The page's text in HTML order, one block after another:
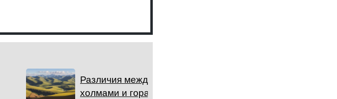
Различия между
холмами и горами